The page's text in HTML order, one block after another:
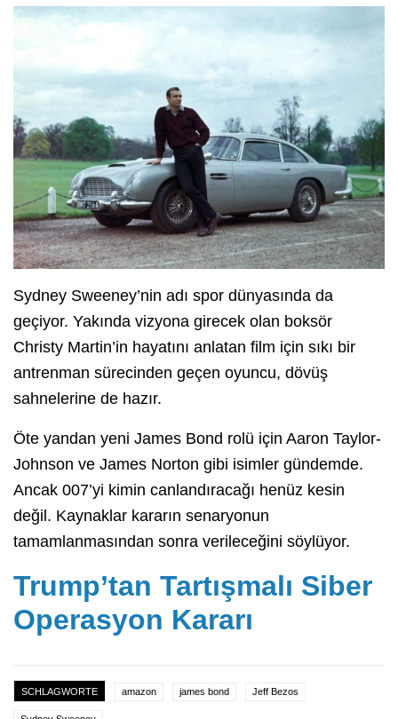
Sydney Sweeney’nin adı spor dünyasında da
geçiyor. Yakında vizyona girecek olan boksör
Christy Martin’in hayatını anlatan film için sıkı bir
antrenman sürecinden geçen oyuncu, dövüş
sahnelerine de hazır.
Öte yandan yeni James Bond rolü için Aaron Taylor-
Johnson ve James Norton gibi isimler gündemde.
Ancak 007’yi kimin canlandıracağı henüz kesin
değil. Kaynaklar kararın senaryonun
tamamlanmasından sonra verileceğini söylüyor.
Trump’tan Tartışmalı Siber
Operasyon Kararı
SCHLAGWORTE amazon james bond Jeff Bezos